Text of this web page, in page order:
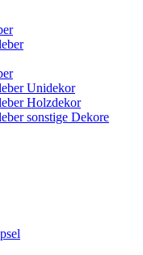
Unidekor
Holzdekor
sonstige Dekore